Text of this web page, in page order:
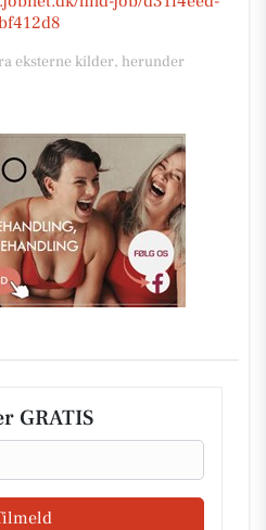
eksterne kilder, herunder
GRATIS